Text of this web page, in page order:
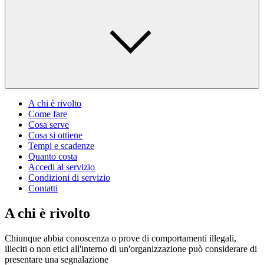
A chi è rivolto
Come fare
Cosa serve
Cosa si ottiene
Tempi e scadenze
Quanto costa
Accedi al servizio
Condizioni di servizio
Contatti
A chi è rivolto
Chiunque abbia conoscenza o prove di comportamenti illegali,
illeciti o non etici all'interno di un'organizzazione può considerare di
presentare una segnalazione